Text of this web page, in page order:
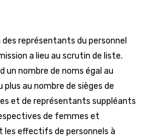
des représentants du personnel
a lieu au scrutin de liste.
un nombre de noms égal au
au nombre de sièges de
et de représentants suppléants
de femmes et
les effectifs de personnels à